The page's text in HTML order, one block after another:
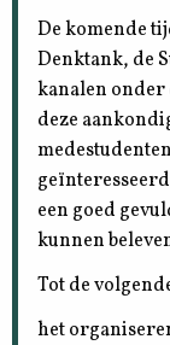
De komende
Denktank, de
kanalen onder
deze
een goed
kunnen
Tot de
het